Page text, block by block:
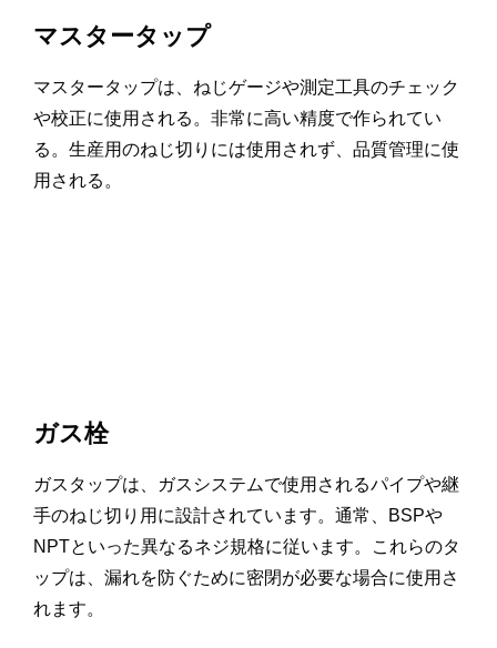
マスタータップ
マスタータップは、ねじゲージや測定工具のチェック
や校正に使用される。非常に高い精度で作られてい
る。生産用のねじ切りには使用されず、品質管理に使
用される。
ガス栓
ガスタップは、ガスシステムで使用されるパイプや継
手のねじ切り用に設計されています。通常、BSPや
NPTといった異なるネジ規格に従います。これらのタ
ップは、漏れを防ぐために密閉が必要な場合に使用さ
れます。